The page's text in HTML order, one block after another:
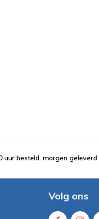
uur besteld, morgen geleverd
Volg ons